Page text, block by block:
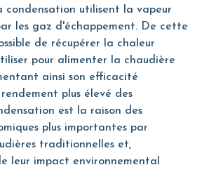
condensation utilisent la vapeur
les gaz d'échappement. De cette
de récupérer la chaleur
pour alimenter la chaudière
ainsi son efficacité
plus élevé des
est la raison des
plus importantes par
traditionnelles et,
leur impact environnemental